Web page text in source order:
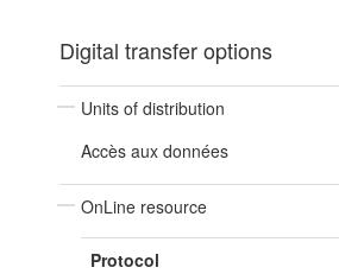
Digital transfer options
Units of distribution
Accès aux données
OnLine resource
Protocol